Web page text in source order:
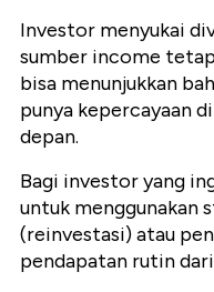
Investor menyukai
sumber income
bisa menunjukkan
punya kepercayaan
depan.
Bagi investor yang
untuk menggunakan
(reinvestasi) atau
pendapatan rutin